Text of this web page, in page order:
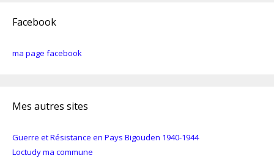
Facebook
ma page facebook
Mes autres sites
Guerre et Résistance en Pays Bigouden 1940-1944
Loctudy ma commune